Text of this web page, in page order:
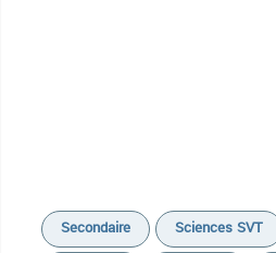
Secondaire Sciences SVT